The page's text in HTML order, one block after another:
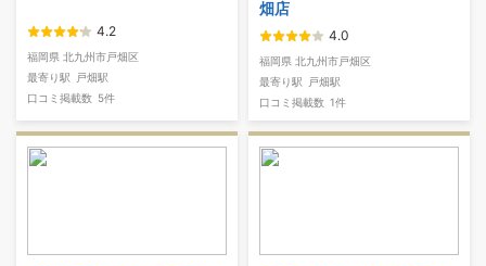
4.2
福岡県 北九州市戸畑区
最寄り駅
戸畑駅
口コミ掲載数 5件
畑店
4.0
福岡県 北九州市戸畑区
最寄り駅
戸畑駅
口コミ掲載数 1件